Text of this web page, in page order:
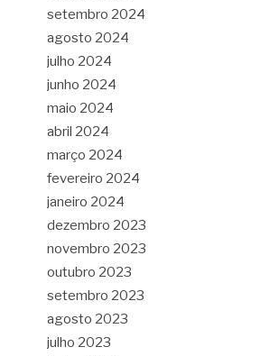
setembro 2024
agosto 2024
julho 2024
junho 2024
maio 2024
abril 2024
março 2024
fevereiro 2024
janeiro 2024
dezembro 2023
novembro 2023
outubro 2023
setembro 2023
agosto 2023
julho 2023